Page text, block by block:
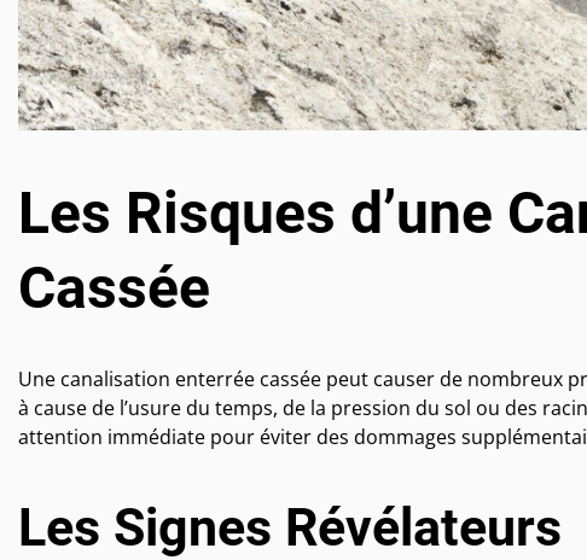
Les Risques d’une
Cassée
Une canalisation enterrée cassée peut causer de nombreux
à cause de l’usure du temps, de la pression du sol ou des
attention immédiate pour éviter des dommages
Les Signes Révélateurs